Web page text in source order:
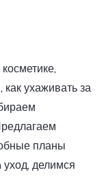
ухаживать за
планы
делимся